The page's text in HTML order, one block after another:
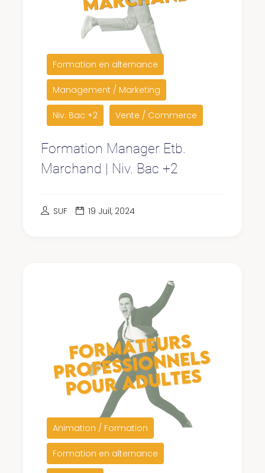
Formation en alternance
Management / Marketing
Niv. Bac +2 Vente / Commerce
Formation Manager Etb.
Marchand | Niv. Bac +2
SUF 19 Juil, 2024
Animation / Formation
Formation en alternance